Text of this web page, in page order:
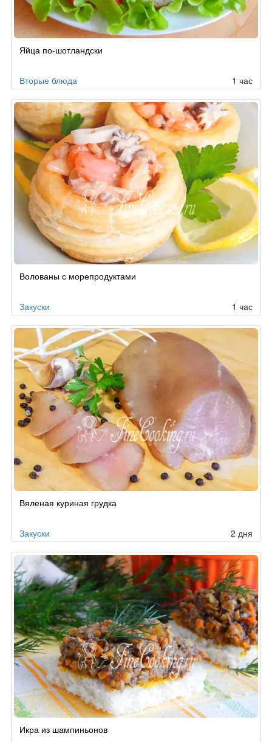
Яйца по-шотландски
Вторые блюда 1 час
Волованы с морепродуктами
Закуски 1 час
Вяленая куриная грудка
Закуски 2 дня
Икра из шампиньонов